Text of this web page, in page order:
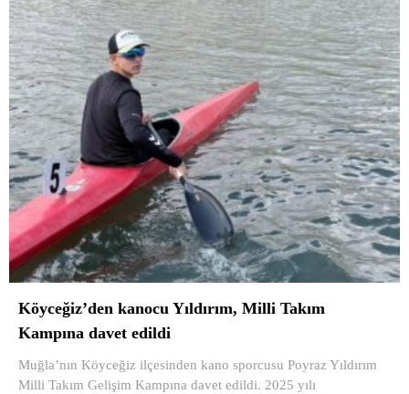
Köyceğiz’den kanocu Yıldırım, Milli Takım
Kampına davet edildi
Muğla’nın Köyceğiz ilçesinden kano sporcusu Poyraz Yıldırım
Milli Takım Gelişim Kampına davet edildi. 2025 yılı